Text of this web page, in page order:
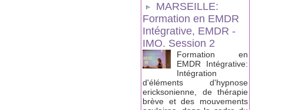
MARSEILLE:
Formation en EMDR
Intégrative, EMDR -
IMO. Session 2
Formation en
EMDR Intégrative:
Intégration
d'éléments d'hypnose
ericksonienne, de thérapie
brève et des mouvements